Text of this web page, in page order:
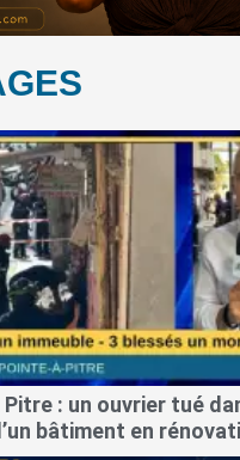
Pitre : un ouvrier tué
bâtiment en